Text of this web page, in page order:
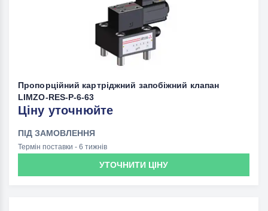
Пропорційний картріджний запобіжний клапан
LIMZO-RES-P-6-63
Ціну уточнюйте
ПІД ЗАМОВЛЕННЯ
Термін поставки - 6 тижнів
УТОЧНИТИ ЦІНУ